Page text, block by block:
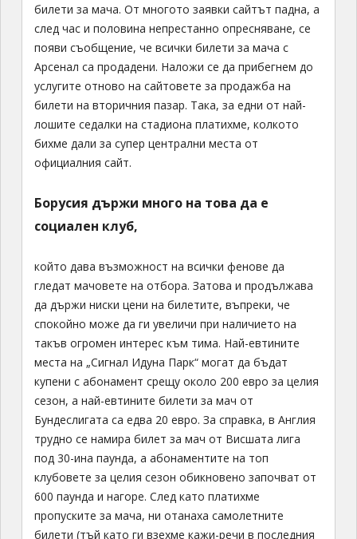
билети за мача. От многото заявки сайтът падна, а
след час и половина непрестанно опресняване, се
появи съобщение, че всички билети за мача с
Арсенал са продадени. Наложи се да прибегнем до
услугите отново на сайтовете за продажба на
билети на вторичния пазар. Така, за едни от най-
лошите седалки на стадиона платихме, колкото
бихме дали за супер централни места от
официалния сайт.
Борусия държи много на това да е
социален клуб,
който дава възможност на всички фенове да
гледат мачовете на отбора. Затова и продължава
да държи ниски цени на билетите, въпреки, че
спокойно може да ги увеличи при наличието на
такъв огромен интерес към тима. Най-евтините
места на „Сигнал Идуна Парк“ могат да бъдат
купени с абонамент срещу около 200 евро за целия
сезон, а най-евтините билети за мач от
Бундеслигата са едва 20 евро. За справка, в Англия
трудно се намира билет за мач от Висшата лига
под 30-ина паунда, а абонаментите на топ
клубовете за целия сезон обикновено започват от
600 паунда и нагоре. След като платихме
пропуските за мача, ни отанаха самолетните
билети (тъй като ги взехме кажи-речи в последния